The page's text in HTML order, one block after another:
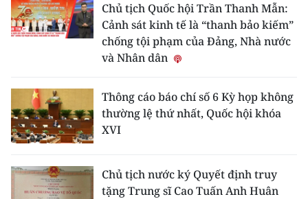
Chủ tịch Quốc hội Trần Thanh Mẫn:
Cảnh sát kinh tế là “thanh bảo kiếm”
chống tội phạm của Đảng, Nhà nước
và Nhân dân
Thông cáo báo chí số 6 Kỳ họp không
thường lệ thứ nhất, Quốc hội khóa
XVI
Chủ tịch nước ký Quyết định truy
tặng Trung sĩ Cao Tuấn Anh Huân